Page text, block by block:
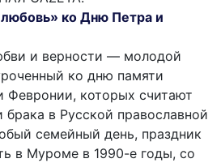
ко Дню Петра и
и верности — молодой
ко дню памяти
Февронии, которых считают
брака в Русской православной
семейный день, праздник
в Муроме в 1990-е годы, со